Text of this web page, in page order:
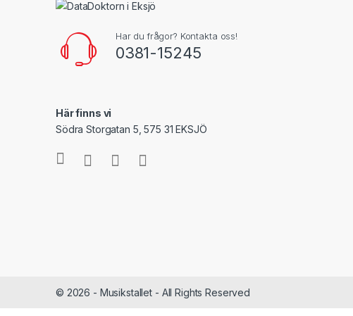
Har du frågor? Kontakta oss!
0381-15245
Här finns vi
Södra Storgatan 5, 575 31 EKSJÖ
© 2026 - Musikstallet - All Rights Reserved